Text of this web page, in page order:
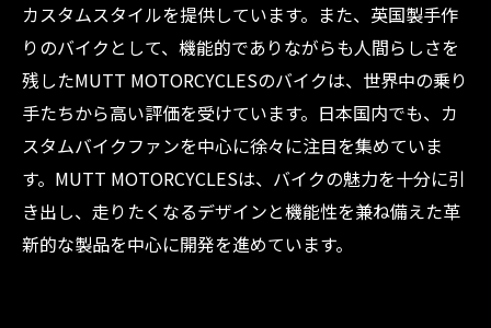
カスタムスタイルを提供しています。また、英国製手作
りのバイクとして、機能的でありながらも人間らしさを
残したMUTT MOTORCYCLESのバイクは、世界中の乗り
手たちから高い評価を受けています。日本国内でも、カ
スタムバイクファンを中心に徐々に注目を集めていま
す。MUTT MOTORCYCLESは、バイクの魅力を十分に引
き出し、走りたくなるデザインと機能性を兼ね備えた革
新的な製品を中心に開発を進めています。